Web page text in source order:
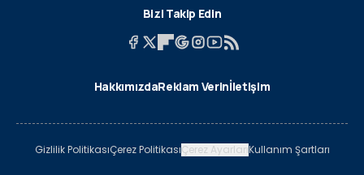
Bizi Takip Edin
HakkımızdaReklam Verinİletişim
Gizlilik PolitikasıÇerez PolitikasıÇerez AyarlarıKullanım Şartları